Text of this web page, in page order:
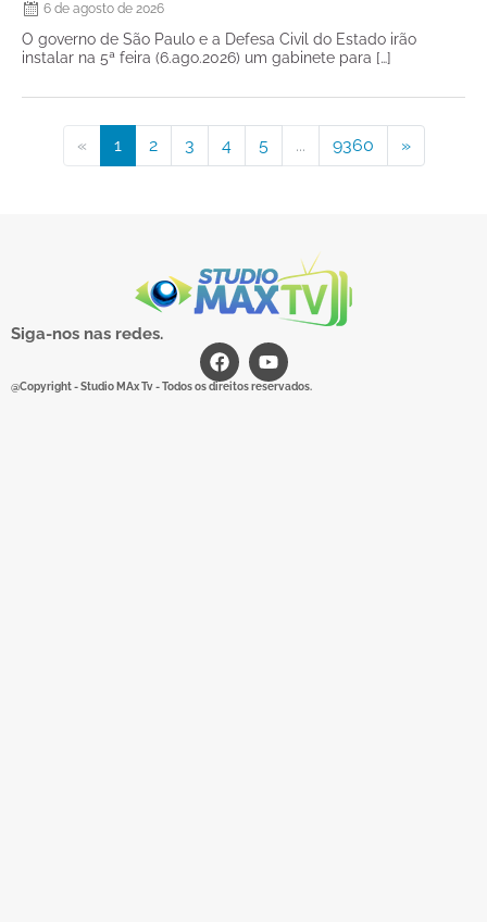
6 de agosto de 2026
O governo de São Paulo e a Defesa Civil do Estado irão
instalar na 5ª feira (6.ago.2026) um gabinete para […]
« 1 2 3 4 5 ... 9360 »
Siga-nos nas redes.
@Copyright - Studio MAx Tv - Todos os direitos reservados.